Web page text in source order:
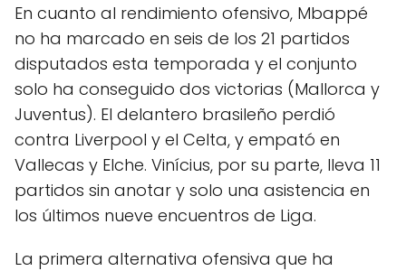
En cuanto al rendimiento ofensivo, Mbappé
no ha marcado en seis de los 21 partidos
disputados esta temporada y el conjunto
solo ha conseguido dos victorias (Mallorca y
Juventus). El delantero brasileño perdió
contra Liverpool y el Celta, y empató en
Vallecas y Elche. Vinícius, por su parte, lleva 11
partidos sin anotar y solo una asistencia en
los últimos nueve encuentros de Liga.
La primera alternativa ofensiva que ha